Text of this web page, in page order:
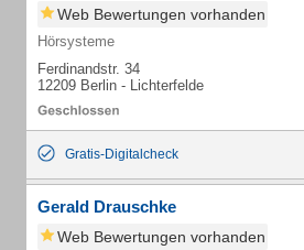
Web Bewertungen vorhanden
Hörsysteme
Ferdinandstr. 34
12209 Berlin - Lichterfelde
Gratis-Digitalcheck
Gerald Drauschke
Web Bewertungen vorhanden